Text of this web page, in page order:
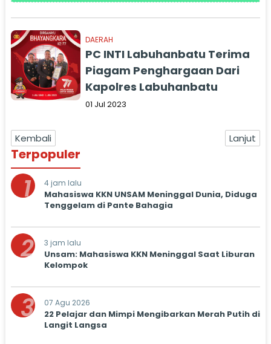
DAERAH
PC INTI Labuhanbatu Terima
Piagam Penghargaan Dari
Kapolres Labuhanbatu
01 Jul 2023
Kembali Lanjut
Terpopuler
1 4 jam lalu
Mahasiswa KKN UNSAM Meninggal Dunia, Diduga
Tenggelam di Pante Bahagia
2 3 jam lalu
Unsam: Mahasiswa KKN Meninggal Saat Liburan
Kelompok
3 07 Agu 2026
22 Pelajar dan Mimpi Mengibarkan Merah Putih di
Langit Langsa